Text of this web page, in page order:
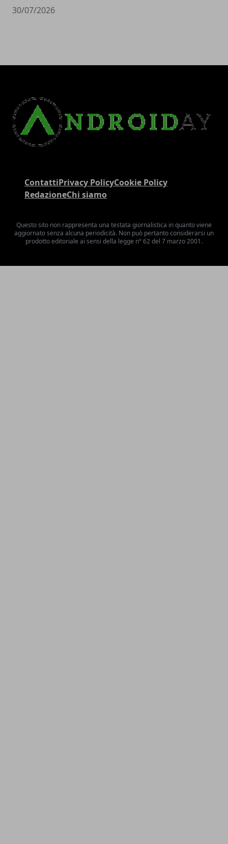
30/07/2026
ContattiPrivacy PolicyCookie Policy
RedazioneChi siamo
Questo sito non rappresenta una testata giornalistica in quanto viene
aggiornato senza alcuna periodicità. Non può pertanto considerarsi un
prodotto editoriale ai sensi della legge n° 62 del 7 marzo 2001.